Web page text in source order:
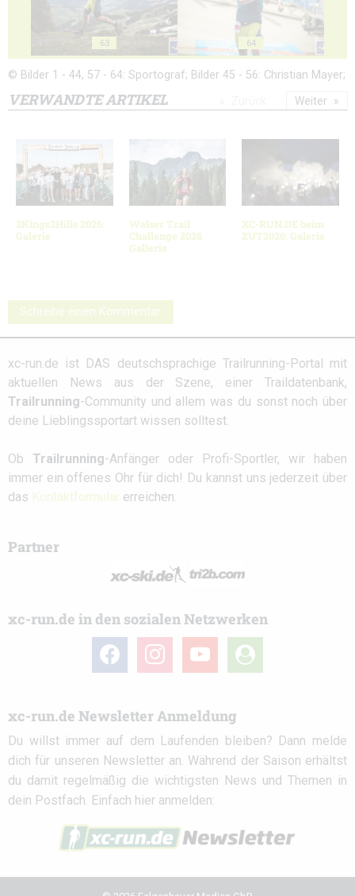
63 64
© Bilder 1 - 44, 57 - 64: Sportograf; Bilder 45 - 56: Christian Mayer;
VERWANDTE ARTIKEL
3Kings3Hills 2026:
Galerie
Walser Trail
Challenge 2026
Gallerie
XC-RUN.DE beim
ZUT2026: Galerie
Weiter
Schreibe einen Kommentar
xc-run.de ist DAS deutschsprachige Trailrunning-Portal mit
aktuellen News aus der Szene, einer Traildatenbank,
Trailrunning-Community und allem was du sonst noch über
deine Lieblingssportart wissen solltest.
Ob Trailrunning-Anfänger oder Profi-Sportler, wir haben
immer ein offenes Ohr für dich! Du kannst uns jederzeit über
das Kontaktformular erreichen.
Partner
xc-run.de in den sozialen Netzwerken
facebook instagramyoutube
user-
circle
xc-run.de Newsletter Anmeldung
Du willst immer auf dem Laufenden bleiben? Dann melde
dich für unseren Newsletter an. Während der Saison erhältst
du damit regelmäßig die wichtigsten News und Themen in
dein Postfach. Einfach hier anmelden: